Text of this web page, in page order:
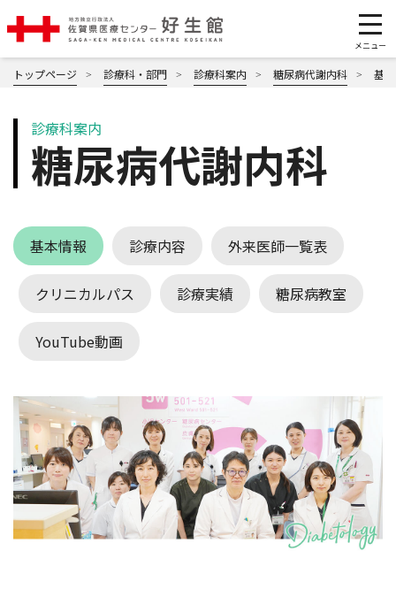
トップページ 診療科・部門 診療科案内 糖尿病代謝内科 基
診療科案内
糖尿病代謝内科
基本情報 診療内容 外来医師一覧表
クリニカルパス 診療実績 糖尿病教室
YouTube動画